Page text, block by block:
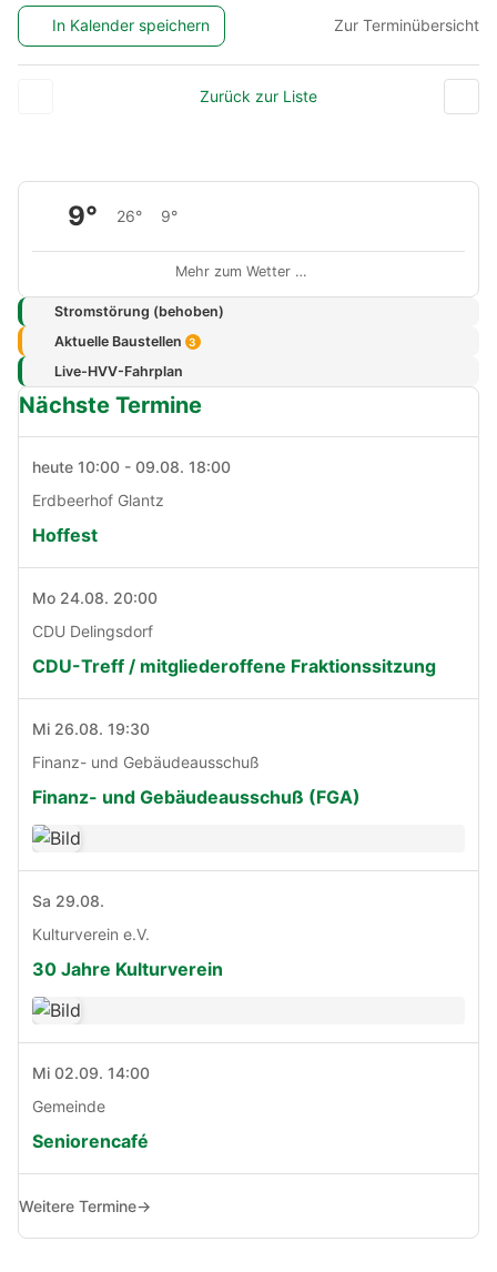
In Kalender speichern Zur Terminübersicht
Zurück zur Liste
9° 26° 9°
Mehr zum Wetter …
Stromstörung (behoben)
Aktuelle Baustellen 3
Live-HVV-Fahrplan
Nächste Termine
heute 10:00 - 09.08. 18:00
Erdbeerhof Glantz
Hoffest
Mo 24.08. 20:00
CDU Delingsdorf
CDU-Treff / mitgliederoffene Fraktionssitzung
Mi 26.08. 19:30
Finanz- und Gebäudeausschuß
Finanz- und Gebäudeausschuß (FGA)
Sa 29.08.
Kulturverein e.V.
30 Jahre Kulturverein
Mi 02.09. 14:00
Gemeinde
Seniorencafé
Weitere Termine→